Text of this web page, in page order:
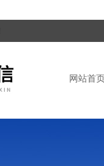
网站首